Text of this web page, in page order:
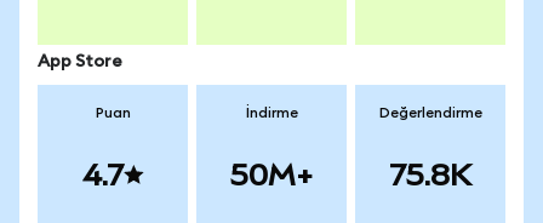
App Store
Puan
4.7
İndirme
50M+
Değerlendirme
75.8K